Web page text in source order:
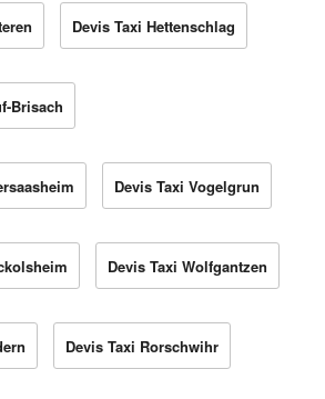
Devis Taxi Hettenschlag
Brisach
Devis Taxi Vogelgrun
Devis Taxi Wolfgantzen
Devis Taxi Rorschwihr